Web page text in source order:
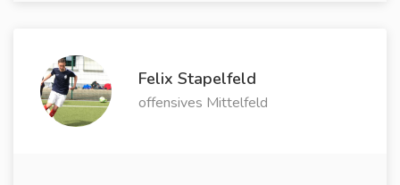
Felix Stapelfeld
offensives Mittelfeld